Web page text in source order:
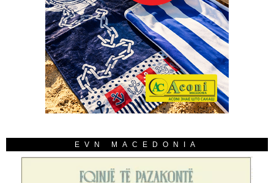
EVN MACEDONIA